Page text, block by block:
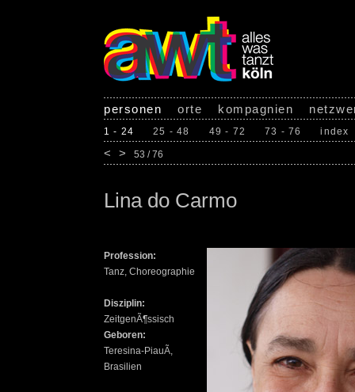
personen orte kompagnien
1 - 24 25 - 48 49 - 72 73 - 76 index
< > 53 / 76
Lina do Carmo
Profession:
Tanz, Choreographie
Disziplin:
ZeitgenÃ¶ssisch
Geboren:
Teresina-PiauÃ­,
Brasilien